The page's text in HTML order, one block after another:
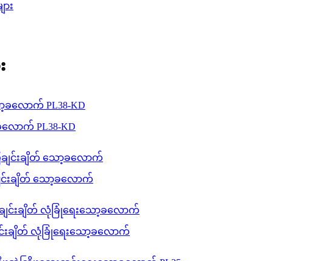
း
ာက် PL38-KD
းချိတ် သော့ခလောက်
ချိတ် လုံခြုံရေးသော့ခလောက်